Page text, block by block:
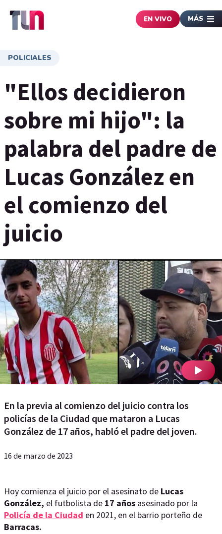
EN VIVO MÁS
POLICIALES
"Ellos decidieron
sobre mi hijo": la
palabra del padre de
Lucas González en
el comienzo del
juicio
En la previa al comienzo del juicio contra los
policías de la Ciudad que mataron a Lucas
González de 17 años, habló el padre del joven.
16 de marzo de 2023
Hoy comienza el juicio por el asesinato de Lucas
González, el futbolista de 17 años asesinado por la
Policía de la Ciudad en 2021, en el barrio porteño de
Barracas.